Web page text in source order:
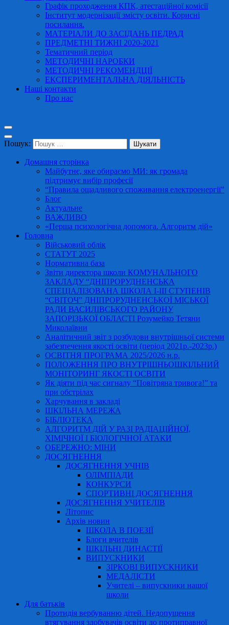
Графік проходження КПК, атестаційної комісії
Інститут модернізації змісту освіти. Корисні
посилання.
МАТЕРІАЛИ ДО ЗАСІДАНЬ ПЕДРАД
ПРЕДМЕТНІ ТИЖНІ 2020-2021
Тематичний період
МЕТОДИЧНІ НАРОБКИ
МЕТОДИЧНІ РЕКОМЕНДЦІЇ
ЕКСПЕРИМЕНТАЛЬНА ДІЯЛЬНІСТЬ
Наші контакти
Про нас
Пошук:
Домашня сторінка
Майбутнє, яке обираємо МИ: як громада
підтримує вибір професії
“Правила ощадливого споживання електроенергії”
Блог
Актуальне
ВАЖЛИВО
«Перша психологічна допомога. Алгоритм дій»
Головна
Військовий облік
СТАТУТ 2025
Нормативна база
Звіти директора школи КОМУНАЛЬНОГО
ЗАКЛАДУ “ДНІПРОРУДНЕНСЬКА
СПЕЦІАЛІЗОВАНА ШКОЛА І-ІІІ СТУПЕНІВ
“СВІТОЧ” ДНІПРОРУДНЕНСЬКОЇ МІСЬКОЇ
РАДИ ВАСИЛІВСЬКОГО РАЙОНУ
ЗАПОРІЗЬКОЇ ОБЛАСТІ Розумейко Тетяни
Миколаївни
Аналітичний звіт з розбудови внутрішньої системи
забезпечення якості освіти (період 2021р.-2023р.)
ОСВІТНЯ ПРОГРАМА 2025/2026 н.р.
ПОЛОЖЕННЯ ПРО ВНУТРІШНЬОШКІЛЬНИЙ
МОНІТОРИНГ ЯКОСТІ ОСВІТИ
Як діяти під час сигналу “Повітряна тривога!” та
при обстрілах
Харчування в закладі
ШКІЛЬНА МЕРЕЖА
БІБЛІОТЕКА
АЛГОРИТМ ДІЙ У РАЗІ РАДІАЦІЙНОЇ,
ХІМІЧНОЇ І БІОЛОГІЧНОЇ АТАКИ
ОБЕРЕЖНО: МІНИ
ДОСЯГНЕННЯ
ДОСЯГНЕННЯ УЧНІВ
ОЛІМПІАДИ
КОНКУРСИ
СПОРТИВНІ ДОСЯГНЕННЯ
ДОСЯГНЕННЯ УЧИТЕЛІВ
Літопис
Архів новин
ШКОЛА В ПОЕЗІЇ
Блоги вчителів
ШКІЛЬНІ ДИНАСТІЇ
ВИПУСКНИКИ
ЗІРКОВІ ВИПУСКНИКИ
МЕДАЛІСТИ
Учителі – випускники нашої
школи
Для батьків
Протидія вербуванню дітей. Недопущення
втягування здобувачів освіти до протиправної